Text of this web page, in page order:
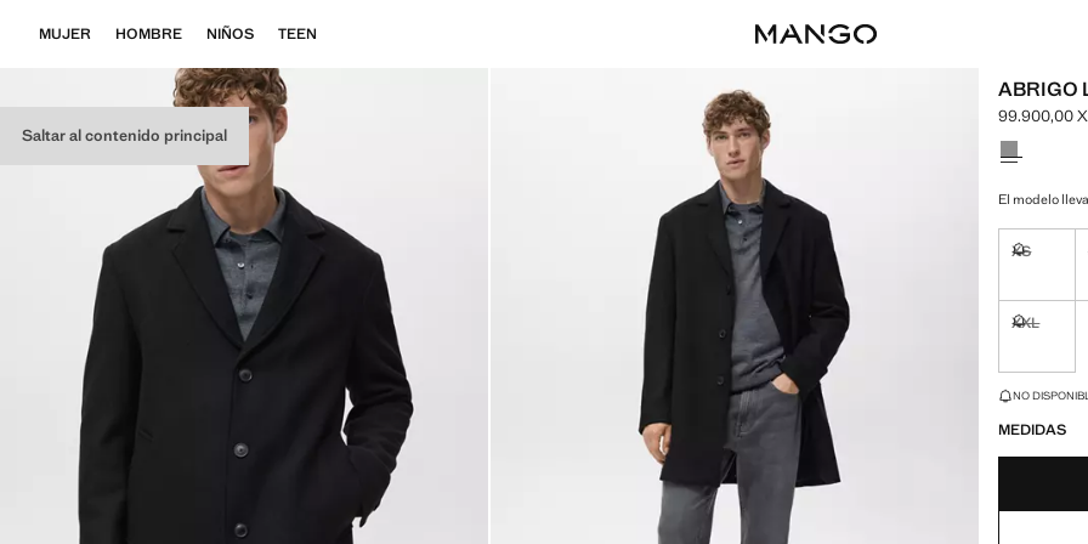
Saltar al contenido principal
MUJER HOMBRE NIÑOS TEEN
ABRIGO
Precio
99.900,00
Selecciona
El modelo
XS
XXL
¡ÚLTIMAS
NO
MEDIDAS